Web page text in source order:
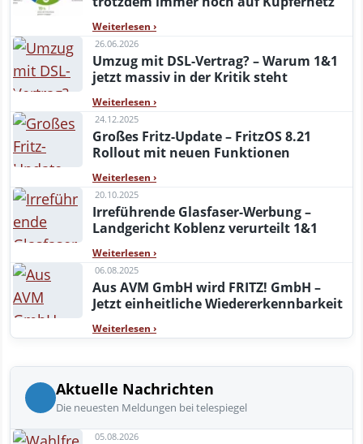
Weiterlesen ›
26.06.2026
Umzug mit DSL-Vertrag? – Warum 1&1
jetzt massiv in der Kritik steht
Weiterlesen ›
24.12.2025
Großes Fritz-Update – FritzOS 8.21
Rollout mit neuen Funktionen
Weiterlesen ›
20.10.2025
Irreführende Glasfaser-Werbung –
Landgericht Koblenz verurteilt 1&1
Weiterlesen ›
06.08.2025
Aus AVM GmbH wird FRITZ! GmbH –
Jetzt einheitliche Wiedererkennbarkeit
Weiterlesen ›
Aktuelle Nachrichten
Die neuesten Meldungen bei telespiegel
05.08.2026